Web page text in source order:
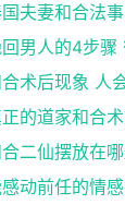
男人的4步骤
的道家和合
二仙摆放在
动前任的情